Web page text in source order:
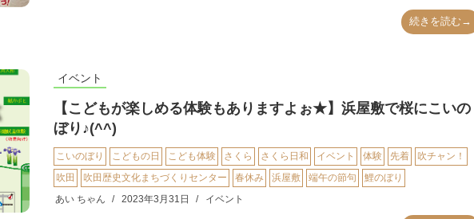
続きを読む→
イベント
【こどもが楽しめる体験もありますよぉ★】浜屋敷で桜にこいの
ぼり♪(^^)
こいのぼり こどもの日 こども体験 さくら さくら日和 イベント 体験 先着
吹チャン！
吹田
吹田歴史文化まちづくりセンター 春休み 浜屋敷 端午の節句
鯉のぼり
あい ちゃん
2023年3月31日 イベント